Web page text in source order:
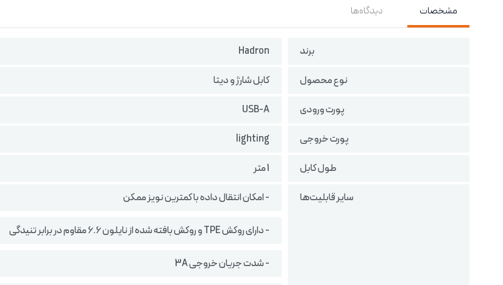
مشخصات دیدگاه‌ها
برند
Hadron
نوع محصول
کابل شارژ و دیتا
پورت ورودی
USB-A
پورت خروجی
lighting
طول کابل
1 متر
سایر قابلیت‌ها
- امکان انتقال داده با کمترین نویز ممکن
- دارای روکش TPE و روکش بافته شده از نایلون ۶.۶ مقاوم در برابر تنیدگی
- شدت جریان خروجی 3A